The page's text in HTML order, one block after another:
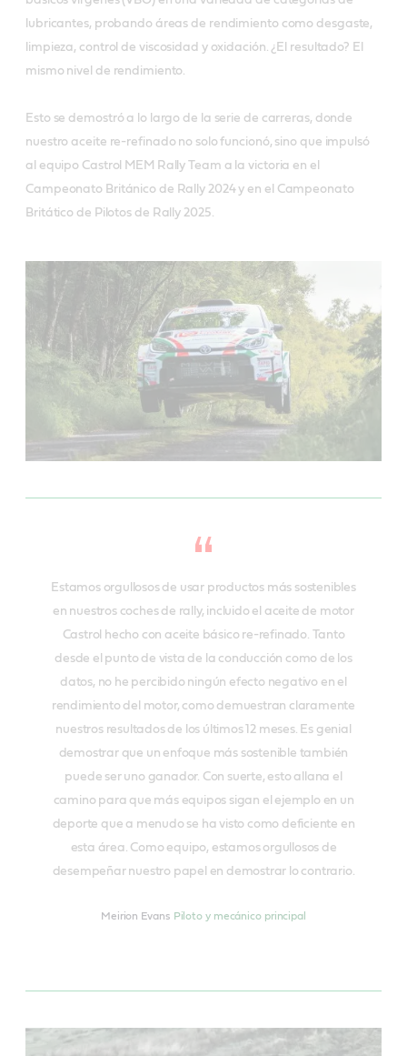
lubricantes, probando áreas de rendimiento como desgaste,
limpieza, control de viscosidad y oxidación. ¿El resultado? El
mismo nivel de rendimiento.
Esto se demostró a lo largo de la serie de carreras, donde
nuestro aceite re-refinado no solo funcionó, sino que impulsó
al equipo Castrol MEM Rally Team a la victoria en el
Campeonato Británico de Rally 2024 y en el Campeonato
Britático de Pilotos de Rally 2025.
Estamos orgullosos de usar productos más sostenibles
en nuestros coches de rally, incluido el aceite de motor
Castrol hecho con aceite básico re-refinado. Tanto
desde el punto de vista de la conducción como de los
datos, no he percibido ningún efecto negativo en el
rendimiento del motor, como demuestran claramente
nuestros resultados de los últimos 12 meses. Es genial
demostrar que un enfoque más sostenible también
puede ser uno ganador. Con suerte, esto allana el
camino para que más equipos sigan el ejemplo en un
deporte que a menudo se ha visto como deficiente en
esta área. Como equipo, estamos orgullosos de
desempeñar nuestro papel en demostrar lo contrario.
Meirion Evans Piloto y mecánico principal